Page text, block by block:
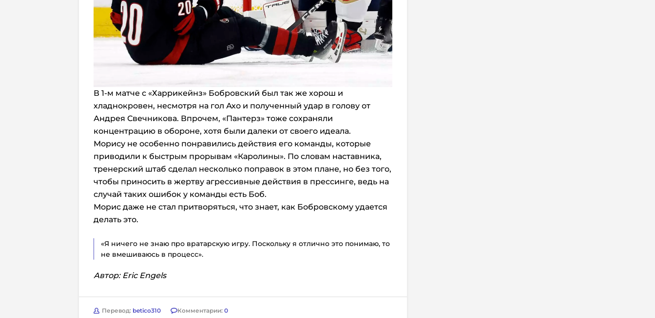
В 1-м матче с «Харрикейнз» Бобровский был так же хорош и
хладнокровен, несмотря на гол Ахо и полученный удар в голову от
Андрея Свечникова. Впрочем, «Пантерз» тоже сохраняли
концентрацию в обороне, хотя были далеки от своего идеала.
Морису не особенно понравились действия его команды, которые
приводили к быстрым прорывам «Каролины». По словам наставника,
тренерский штаб сделал несколько поправок в этом плане, но без того,
чтобы приносить в жертву агрессивные действия в прессинге, ведь на
случай таких ошибок у команды есть Боб.
Морис даже не стал притворяться, что знает, как Бобровскому удается
делать это.
«Я ничего не знаю про вратарскую игру. Поскольку я отлично это понимаю, то
не вмешиваюсь в процесс».
Автор: Eric Engels
Перевод: betico310 Комментарии: 0